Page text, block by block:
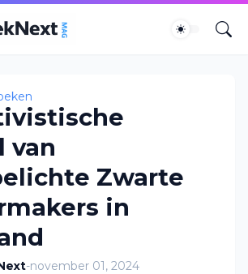
van
Zwarte
in
-november 01, 2024